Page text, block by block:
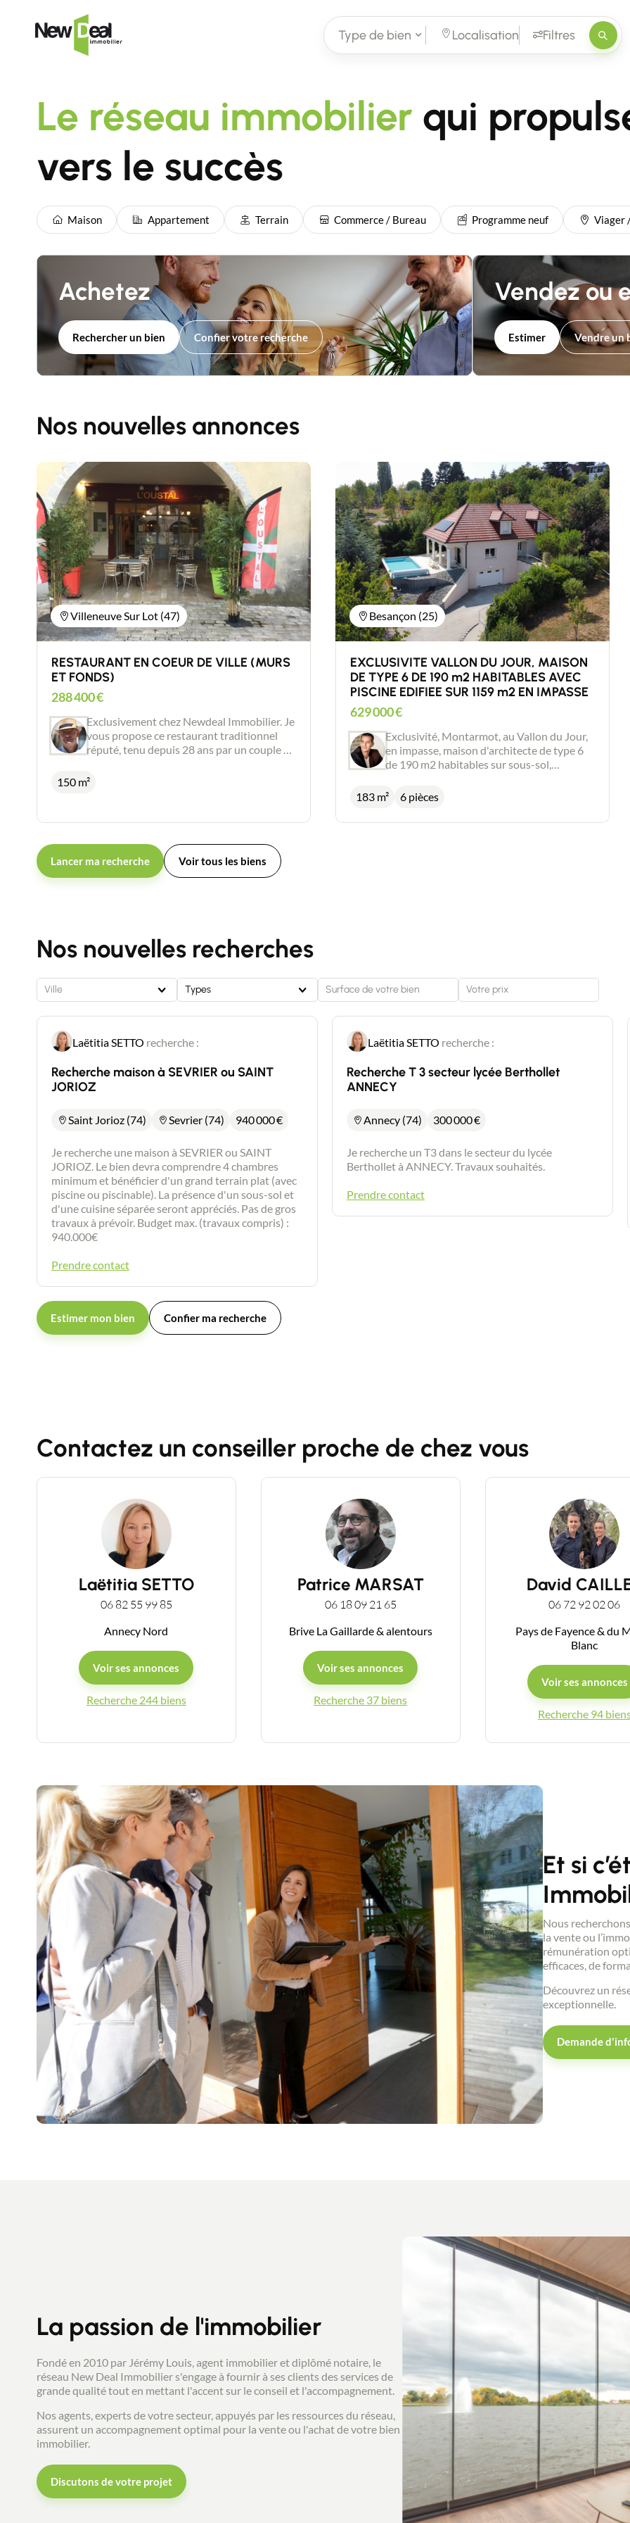
Type de bien Localisation Filtres
Acheter
Le réseau immobilier qui
vers le succès
Maison Appartement Terrain Commerce / Bureau Programme neuf Viager
Achetez
Rechercher un bien Confier votre recherche
Vendez ou
Estimer Vendre un
Nos nouvelles annonces
Villeneuve Sur Lot (47)
RESTAURANT EN COEUR DE VILLE (MURS
ET FONDS)
288 400€
Exclusivement chez Newdeal Immobilier. Je
vous propose ce restaurant traditionnel
réputé, tenu depuis 28 ans par un couple de
bastide de Villeneuve sur Lot. 40 couverts
froide, cave, réserves, complètent cette
normes et entretenus avec soin. L'ensemble
est vendu, murs et fonds, avec toutefois la
possibilité d'acquérir les murs en vente à
uniquement les jours de fermeture.
150 m²
Besançon (25)
EXCLUSIVITE VALLON DU JOUR, MAISON
DE TYPE 6 DE 190 m2 HABITABLES AVEC
PISCINE EDIFIEE SUR 1159 m2 EN IMPASSE
629 000€
Exclusivité, Montarmot, au Vallon du Jour,
en impasse, maison d'architecte de type 6
de 190 m2 habitables sur sous-sol,
d'entrée, dégagement, vaste salon-séjour
de 45 m2 avec poêle norvégien, cuisine
meublée et équipée indépendante, suite
Portail électrique. Prix : 629000€ FAI
Jérôme DHOTE 0617191121
183 m² 6 pièces
Lancer ma recherche Voir tous les biens
Nos nouvelles recherches
Ville Types
Laëtitia SETTO recherche :
Recherche maison à SEVRIER ou SAINT
JORIOZ
Saint Jorioz (74) Sevrier (74) 940 000€
Je recherche une maison à SEVRIER ou SAINT
JORIOZ. Le bien devra comprendre 4 chambres
minimum et bénéficier d'un grand terrain plat (avec
piscine ou piscinable). La présence d'un sous-sol et
d'une cuisine séparée seront appréciés. Pas de gros
travaux à prévoir. Budget max. (travaux compris) :
940.000€
Prendre contact
Laëtitia SETTO recherche :
Recherche T 3 secteur lycée Berthollet
ANNECY
Annecy (74) 300 000€
Je recherche un T3 dans le secteur du lycée
Berthollet à ANNECY. Travaux souhaités.
Prendre contact
Estimer mon bien Confier ma recherche
Contactez un conseiller proche de chez vous
Laëtitia SETTO
06 82 55 99 85
Annecy Nord
Voir ses annonces
Recherche 244 biens
Patrice MARSAT
06 18 09 21 65
Brive La Gaillarde & alentours
Voir ses annonces
Recherche 37 biens
David
06 72 92 02 06
Pays de Fayence & du
Blanc
Voir ses annonces
Recherche 94
Et si
Nous
la vente ou
rémunération
efficaces, de
Découvrez un
exceptionnelle.
Demande
La passion de l'immobilier
Fondé en 2010 par Jérémy Louis, agent immobilier et diplômé notaire, le
réseau New Deal Immobilier s'engage à fournir à ses clients des services de
grande qualité tout en mettant l'accent sur le conseil et l'accompagnement.
Nos agents, experts de votre secteur, appuyés par les ressources du réseau,
assurent un accompagnement optimal pour la vente ou l'achat de votre bien
immobilier.
Discutons de votre projet